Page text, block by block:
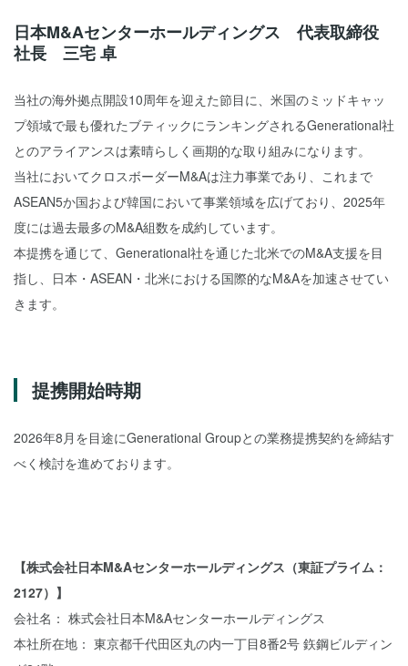
日本M&Aセンターホールディングス 代表取締役
社長 三宅 卓
当社の海外拠点開設10周年を迎えた節目に、米国のミッドキャッ
プ領域で最も優れたブティックにランキングされるGenerational社
とのアライアンスは素晴らしく画期的な取り組みになります。
当社においてクロスボーダーM&Aは注力事業であり、これまで
ASEAN5か国および韓国において事業領域を広げており、2025年
度には過去最多のM&A組数を成約しています。
本提携を通じて、Generational社を通じた北米でのM&A支援を目
指し、日本・ASEAN・北米における国際的なM&Aを加速させてい
きます。
提携開始時期
2026年8月を目途にGenerational Groupとの業務提携契約を締結す
べく検討を進めております。
【株式会社日本M&Aセンターホールディングス（東証プライム：
2127）】
会社名： 株式会社日本M&Aセンターホールディングス
本社所在地： 東京都千代田区丸の内一丁目8番2号 鉃鋼ビルディン